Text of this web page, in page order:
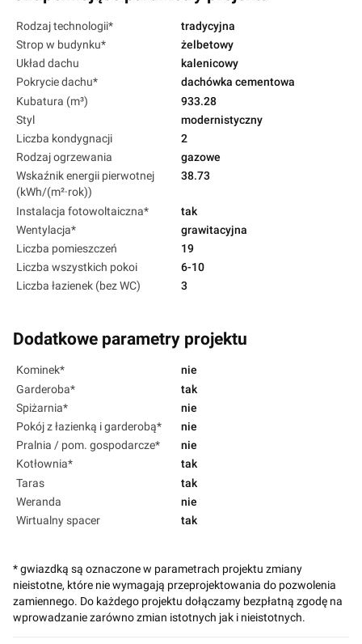
Rodzaj technologii*
tradycyjna
Strop w budynku*
żelbetowy
Układ dachu
kalenicowy
Pokrycie dachu*
dachówka cementowa
Kubatura (m³)
933.28
Styl
modernistyczny
Liczba kondygnacji
2
Rodzaj ogrzewania
gazowe
Wskaźnik energii pierwotnej
(kWh/(m²·rok))
38.73
Instalacja fotowoltaiczna*
tak
Wentylacja*
grawitacyjna
Liczba pomieszczeń
19
Liczba wszystkich pokoi
6-10
Liczba łazienek (bez WC)
3
Dodatkowe parametry projektu
Kominek*
nie
Garderoba*
tak
Spiżarnia*
nie
Pokój z łazienką i garderobą*
nie
Pralnia / pom. gospodarcze*
nie
Kotłownia*
tak
Taras
tak
Weranda
nie
Wirtualny spacer
tak
* gwiazdką są oznaczone w parametrach projektu zmiany
nieistotne, które nie wymagają przeprojektowania do pozwolenia
zamiennego. Do każdego projektu dołączamy bezpłatną zgodę na
wprowadzanie zarówno zmian istotnych jak i nieistotnych.